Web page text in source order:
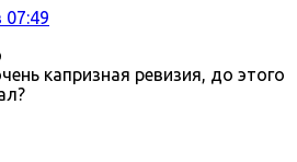
07:49
капризная ревизия, до этого